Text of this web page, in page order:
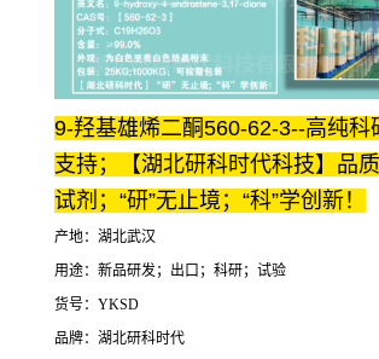
9-羟基雄烯二酮560-62-3--高纯科
支持；【湖北研科时代科技】品
试剂；“研”无止境；“科”学创新！
产地：湖北武汉
用途：新品研发；出口；科研；试验
货号：YKSD
品牌：湖北研科时代